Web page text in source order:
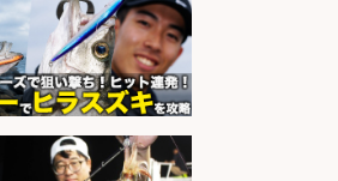
ンスタッフ/天草
キッチンスタッフ
刺しの店 魚粋 天草
の店 魚粋